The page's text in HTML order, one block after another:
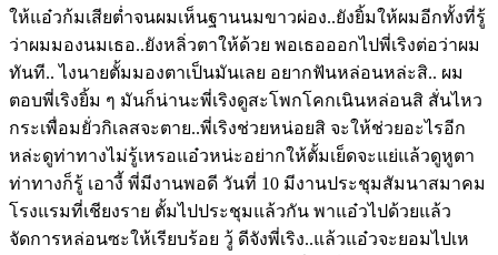
ให้แอ๋วก้มเสียต่ำจนผมเห็นฐานนมขาวผ่อง..ยังยิ้มให้ผมอีกทั้งที่รู้
ว่าผมมองนมเธอ..ยังหลิ่วตาให้ด้วย พอเธอออกไปพี่เริงต่อว่าผม
ทันที.. ไงนายตั้มมองตาเป็นมันเลย อยากฟันหล่อนหล่ะสิ.. ผม
ตอบพี่เริงยิ้ม ๆ มันก็น่านะพี่เริงดูสะโพกโคกเนินหล่อนสิ สั่นไหว
กระเพื่อมยั่วกิเลสจะตาย..พี่เริงช่วยหน่อยสิ จะให้ช่วยอะไรอีก
หล่ะดูท่าทางไม่รู้เหรอแอ๋วหน่ะอย่ากให้ตั้มเย็ดจะแย่แล้วดูหูตา
ท่าทางก็รู้ เอางี้ พี่มีงานพอดี วันที่ 10 มีงานประชุมสัมนาสมาคม
โรงแรมที่เชียงราย ตั้มไปประชุมแล้วกัน พาแอ๋วไปด้วยแล้ว
จัดการหล่อนซะให้เรียบร้อย วู้ ดีจังพี่เริง..แล้วแอ๋วจะยอมไปเห